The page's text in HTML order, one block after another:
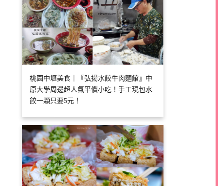
桃園中壢美食｜『弘揚水餃牛肉麵館』中
原大學周邊超人氣平價小吃！手工現包水
餃一顆只要5元！